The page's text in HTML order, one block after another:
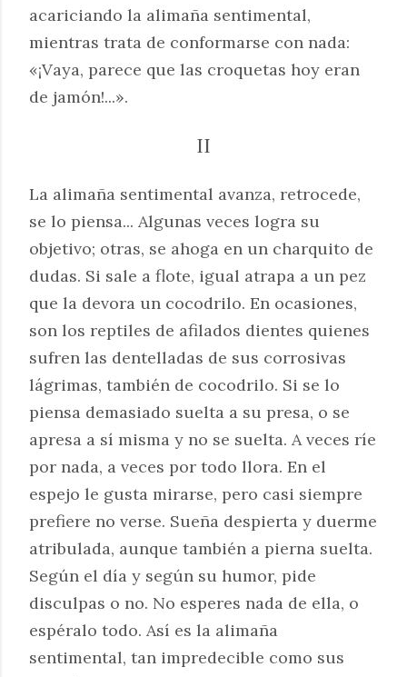
acariciando la alimaña sentimental,
mientras trata de conformarse con nada:
«¡Vaya, parece que las croquetas hoy eran
de jamón!...».
II
La alimaña sentimental avanza, retrocede,
se lo piensa... Algunas veces logra su
objetivo; otras, se ahoga en un charquito de
dudas. Si sale a flote, igual atrapa a un pez
que la devora un cocodrilo. En ocasiones,
son los reptiles de afilados dientes quienes
sufren las dentelladas de sus corrosivas
lágrimas, también de cocodrilo. Si se lo
piensa demasiado suelta a su presa, o se
apresa a sí misma y no se suelta. A veces ríe
por nada, a veces por todo llora. En el
espejo le gusta mirarse, pero casi siempre
prefiere no verse. Sueña despierta y duerme
atribulada, aunque también a pierna suelta.
Según el día y según su humor, pide
disculpas o no. No esperes nada de ella, o
espéralo todo. Así es la alimaña
sentimental, tan impredecible como sus